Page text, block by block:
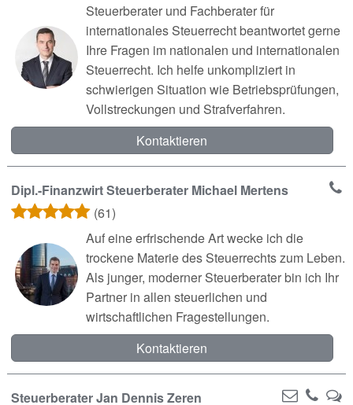
Steuerberater und Fachberater für
internationales Steuerrecht beantwortet gerne
Ihre Fragen im nationalen und internationalen
Steuerrecht. Ich helfe unkompliziert in
schwierigen Situation wie Betriebsprüfungen,
Vollstreckungen und Strafverfahren.
Kontaktieren
Dipl.-Finanzwirt Steuerberater Michael Mertens
(61)
Auf eine erfrischende Art wecke ich die
trockene Materie des Steuerrechts zum Leben.
Als junger, moderner Steuerberater bin ich Ihr
Partner in allen steuerlichen und
wirtschaftlichen Fragestellungen.
Kontaktieren
Steuerberater Jan Dennis Zeren